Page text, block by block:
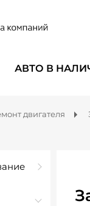
АВТО В
двигателя